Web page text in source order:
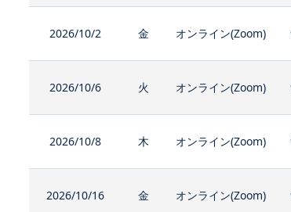
2026/10/2 金 オンライン(Zoom)
2026/10/6 火 オンライン(Zoom)
2026/10/8 木 オンライン(Zoom)
2026/10/16 金 オンライン(Zoom)